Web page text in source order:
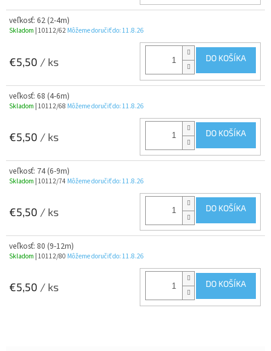
veľkosť: 62 (2-4m)
Skladom | 10112/62 Môžeme doručiť do: 11.8.26
€5,50 / ks DO KOŠÍKA
veľkosť: 68 (4-6m)
Skladom | 10112/68 Môžeme doručiť do: 11.8.26
€5,50 / ks DO KOŠÍKA
veľkosť: 74 (6-9m)
Skladom | 10112/74 Môžeme doručiť do: 11.8.26
€5,50 / ks DO KOŠÍKA
veľkosť: 80 (9-12m)
Skladom | 10112/80 Môžeme doručiť do: 11.8.26
€5,50 / ks DO KOŠÍKA